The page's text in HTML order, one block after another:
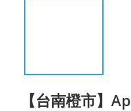
【台南橙市】